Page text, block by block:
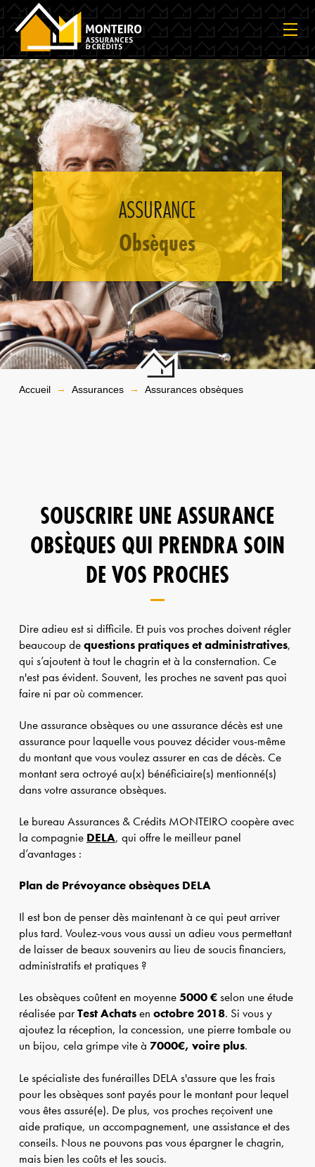
ASSURANCE
Obsèques
Accueil → Assurances → Assurances obsèques
SOUSCRIRE UNE ASSURANCE
OBSÈQUES QUI PRENDRA SOIN
DE VOS PROCHES
Dire adieu est si difficile. Et puis vos proches doivent régler
beaucoup dequestions pratiques et administratives,
qui s’ajoutent à tout le chagrin et à la consternation. Ce
n'est pas évident. Souvent, les proches ne savent pas quoi
faire ni par où commencer.
Une assurance obsèques ou une assurance décès est une
assurance pour laquelle vous pouvez décider vous-même
du montant que vous voulez assurer en cas de décès. Ce
montant sera octroyé au(x) bénéficiaire(s) mentionné(s)
dans votre assurance obsèques.
Le bureau Assurances & Crédits MONTEIRO coopère avec
la compagnie DELA, qui offre le meilleur panel
d’avantages :
Plan de Prévoyance obsèques DELA
Il est bon de penser dès maintenant à ce qui peut arriver
plus tard. Voulez-vous vous aussi un adieu vous permettant
de laisser de beaux souvenirs au lieu de soucis financiers,
administratifs et pratiques ?
Les obsèques coûtent en moyenne5000 €selon une étude
réalisée parTest Achatsen octobre 2018. Si vous y
ajoutez la réception, la concession, une pierre tombale ou
un bijou, cela grimpe vite à 7000€, voire plus.
Le spécialiste des funérailles DELA s'assure que les frais
pour les obsèques sont payés pour le montant pour lequel
vous êtes assuré(e). De plus, vos proches reçoivent une
aide pratique, un accompagnement, une assistance et des
conseils. Nous ne pouvons pas vous épargner le chagrin,
mais bien les coûts et les soucis.